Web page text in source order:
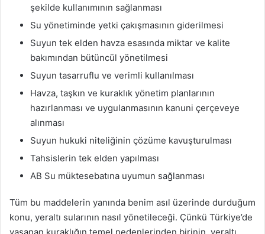
şekilde kullanımının sağlanması
Su yönetiminde yetki çakışmasının giderilmesi
Suyun tek elden havza esasında miktar ve kalite
bakımından bütüncül yönetilmesi
Suyun tasarruflu ve verimli kullanılması
Havza, taşkın ve kuraklık yönetim planlarının
hazırlanması ve uygulanmasının kanuni çerçeveye
alınması
Suyun hukuki niteliğinin çözüme kavuşturulması
Tahsislerin tek elden yapılması
AB Su müktesebatına uyumun sağlanması
Tüm bu maddelerin yanında benim asıl üzerinde durduğum
konu, yeraltı sularının nasıl yönetileceği. Çünkü Türkiye’de